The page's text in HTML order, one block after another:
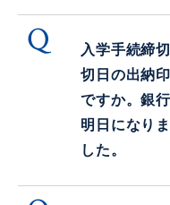
入学手続締
切日の出納
ですか。銀
明日になり
した。